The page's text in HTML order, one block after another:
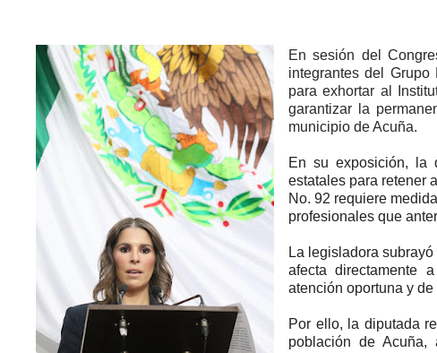
En sesión del
integrantes del
para exhortar al
garantizar la
municipio de Acuña.
En su exposición, la
estatales para retener
No. 92 requiere
profesionales que
La legisladora
afecta directamente
atención oportuna y de
Por ello, la diputada
población de